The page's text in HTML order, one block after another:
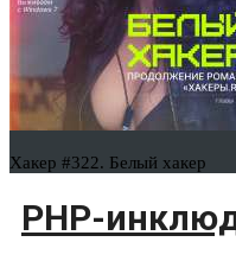
Хакер #322. Белый хакер
PHP-